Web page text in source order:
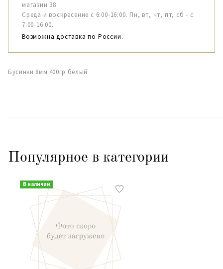
магазин 38.
Среда и воскресение с 6:00-16:00. Пн, вт, чт, пт, сб - с
7:00-16:00.
Возможна доставка по России.
Бусинки 8мм 400гр белый
Популярное в категории
В наличии